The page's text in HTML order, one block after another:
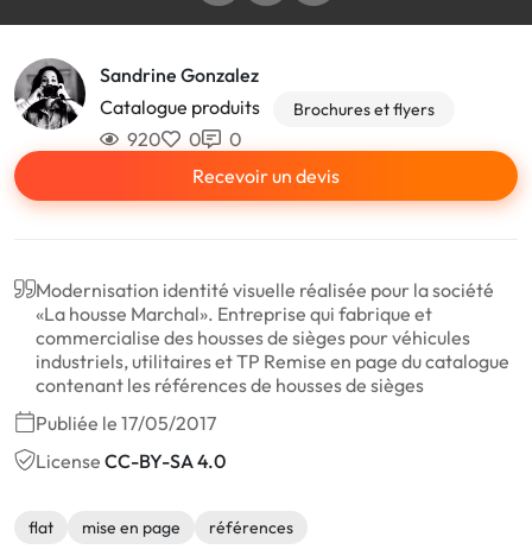
Sandrine Gonzalez
Catalogue produits
Brochures et flyers
920 0
0
Recevoir un devis
Modernisation identité visuelle réalisée pour la société
«La housse Marchal». Entreprise qui fabrique et
commercialise des housses de sièges pour véhicules
industriels, utilitaires et TP Remise en page du catalogue
contenant les références de housses de sièges
Publiée le 17/05/2017
License CC-BY-SA 4.0
flat mise en page références